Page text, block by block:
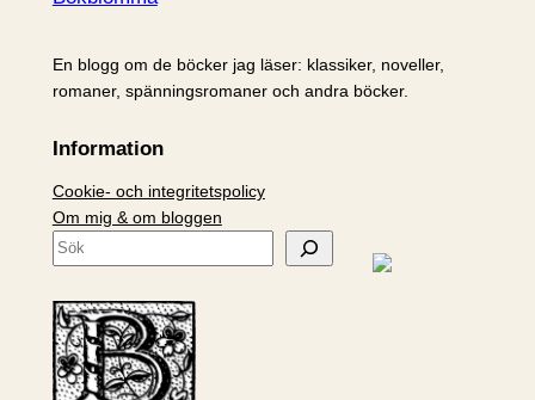
En blogg om de böcker jag läser: klassiker, noveller,
romaner, spänningsromaner och andra böcker.
Information
Cookie- och integritetspolicy
Om mig & om bloggen
S
k